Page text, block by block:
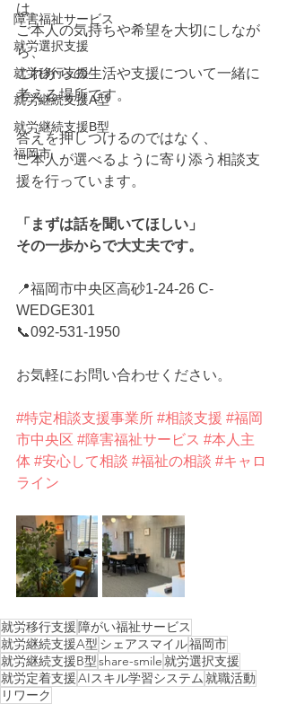
障害福祉サービス
就労選択支援
就労移行支援
就労継続支援A型
就労継続支援B型
福岡市
は、
ご本人の気持ちや希望を大切にしなが
ら、
これからの生活や支援について一緒に
考える場所です。
答えを押しつけるのではなく、
ご本人が選べるように寄り添う相談支
援を行っています。
「まずは話を聞いてほしい」
その一歩からで大丈夫です。
📍福岡市中央区高砂1-24-26 C-
WEDGE301
📞092-531-1950
お気軽にお問い合わせください。
#特定相談支援事業所 #相談支援 #福岡
市中央区 #障害福祉サービス #本人主
体 #安心して相談 #福祉の相談 #キャロ
ライン
就労移行支援障がい福祉サービス
就労継続支援A型 シェアスマイル福岡市
就労継続支援B型share-smile就労選択支援
就労定着支援AIスキル学習システム就職活動
リワーク